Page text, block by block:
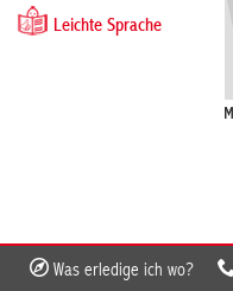
Leichte Sprache
Was erledige ich wo?